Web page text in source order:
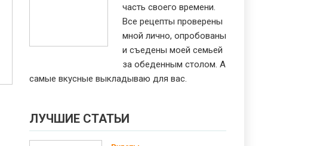
часть своего времени.
Все рецепты проверены
мной лично, опробованы
и съедены моей семьей
за обеденным столом. А
самые вкусные выкладываю для вас.
ЛУЧШИЕ СТАТЬИ